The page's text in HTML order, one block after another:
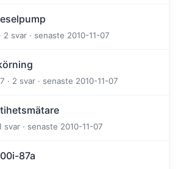
2 svar · senaste 2010-11-07
· 2 svar · senaste 2010-11-07
svar · senaste 2010-11-07
87a